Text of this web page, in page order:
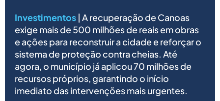
Investimentos | A recuperação de Canoas
exige mais de 500 milhões de reais em obras
e ações para reconstruir a cidade e reforçar o
sistema de proteção contra cheias. Até
agora, o município já aplicou 70 milhões de
recursos próprios, garantindo o início
imediato das intervenções mais urgentes.